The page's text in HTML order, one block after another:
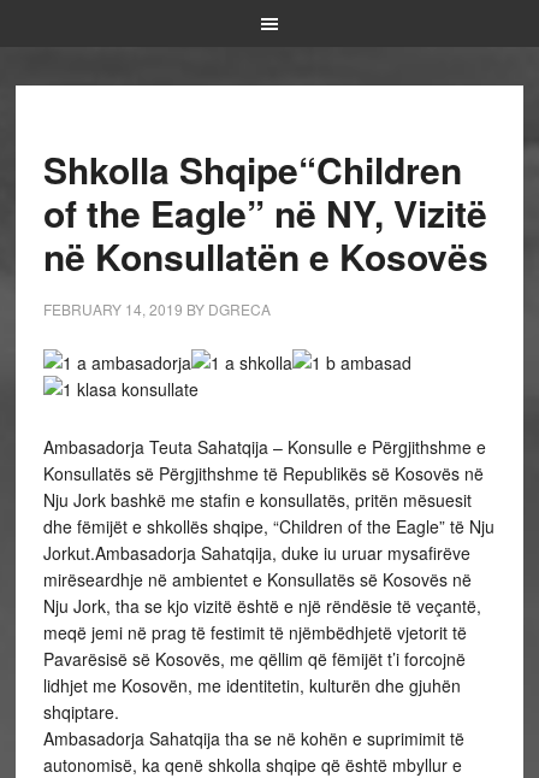
Shkolla Shqipe“Children
of the Eagle” në NY, Vizitë
në Konsullatën e Kosovës
FEBRUARY 14, 2019 BY DGRECA
Ambasadorja Teuta Sahatqija – Konsulle e Përgjithshme e
Konsullatës së Përgjithshme të Republikës së Kosovës në
Nju Jork bashkë me stafin e konsullatës, pritën mësuesit
dhe fëmijët e shkollës shqipe, “Children of the Eagle” të Nju
Jorkut.Ambasadorja Sahatqija, duke iu uruar mysafirëve
mirëseardhje në ambientet e Konsullatës së Kosovës në
Nju Jork, tha se kjo vizitë është e një rëndësie të veçantë,
meqë jemi në prag të festimit të njëmbëdhjetë vjetorit të
Pavarësisë së Kosovës, me qëllim që fëmijët t’i forcojnë
lidhjet me Kosovën, me identitetin, kulturën dhe gjuhën
shqiptare.
Ambasadorja Sahatqija tha se në kohën e suprimimit të
autonomisë, ka qenë shkolla shqipe që është mbyllur e